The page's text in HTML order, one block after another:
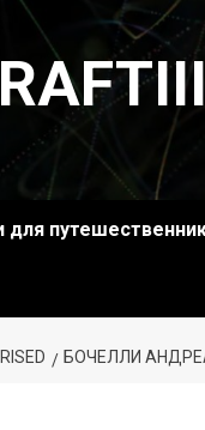
для
БОЧЕЛЛИ